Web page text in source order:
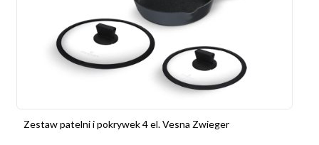
Zestaw patelni i pokrywek 4 el. Vesna Zwieger